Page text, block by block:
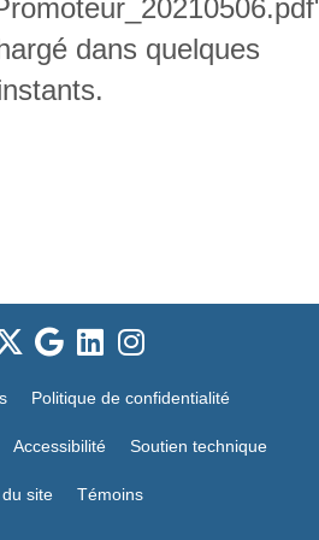
dans quelques
Politique de confidentialité
Accessibilité Soutien technique
site Témoins